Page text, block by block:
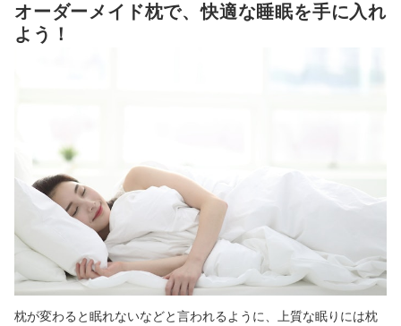
オーダーメイド枕全28商品おすすめ人気ランキング
オーダーメイド枕で、快適な睡眠を手に入れ
よう！
枕が変わると眠れないなどと言われるように、上質な眠りには枕